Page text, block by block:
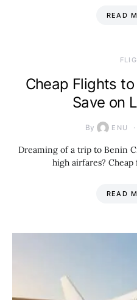
READ
Cheap Flights
Save on
By ENU
Dreaming of a trip to Benin
high airfares?
READ